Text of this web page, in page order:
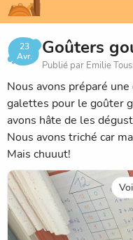
23
Avr.
Goûters
Publié par Emilie
Nous avons préparé
galettes pour le goûter
avons hâte de les
Nous avons triché car
Mais chuuut!